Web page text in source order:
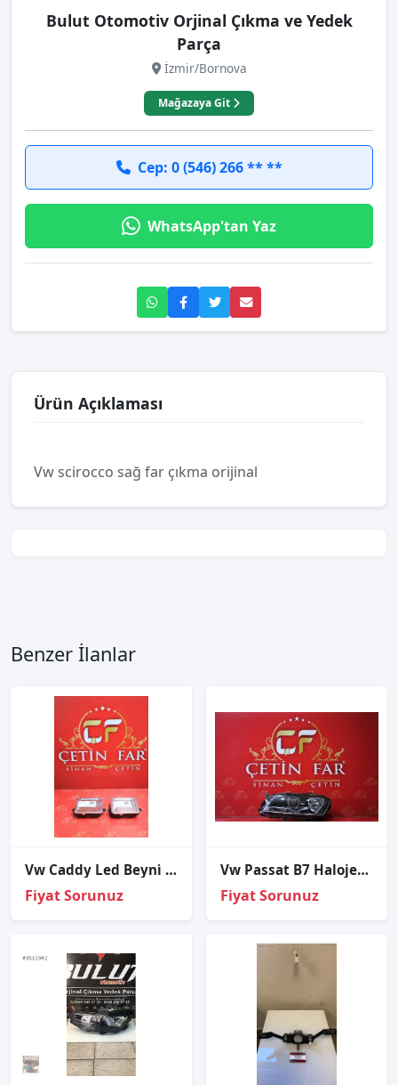
Bulut Otomotiv Orjinal Çıkma ve Yedek
Parça
İzmir/Bornova
Mağazaya Git
Cep: 0 (546) 266 ** **
WhatsApp'tan Yaz
Ürün Açıklaması
Vw scirocco sağ far çıkma orijinal
Benzer İlanlar
Vw Caddy Led Beyni̇ 4g0907697h
Fiyat Sorunuz
Vw Passat B7 Halojen Sol Far Sıfır İthal 3ab941005
Fiyat Sorunuz